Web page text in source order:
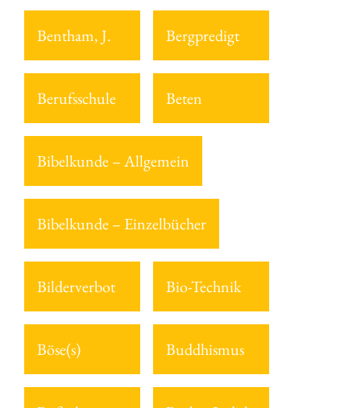
Bentham, J. Bergpredigt
Berufsschule Beten
Bibelkunde – Allgemein
Bibelkunde – Einzelbücher
Bilderverbot Bio-Technik
Böse(s) Buddhismus